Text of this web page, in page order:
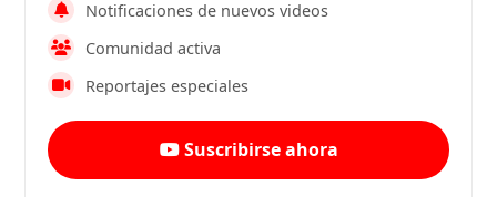
Notificaciones de nuevos videos
Comunidad activa
Reportajes especiales
Suscribirse ahora